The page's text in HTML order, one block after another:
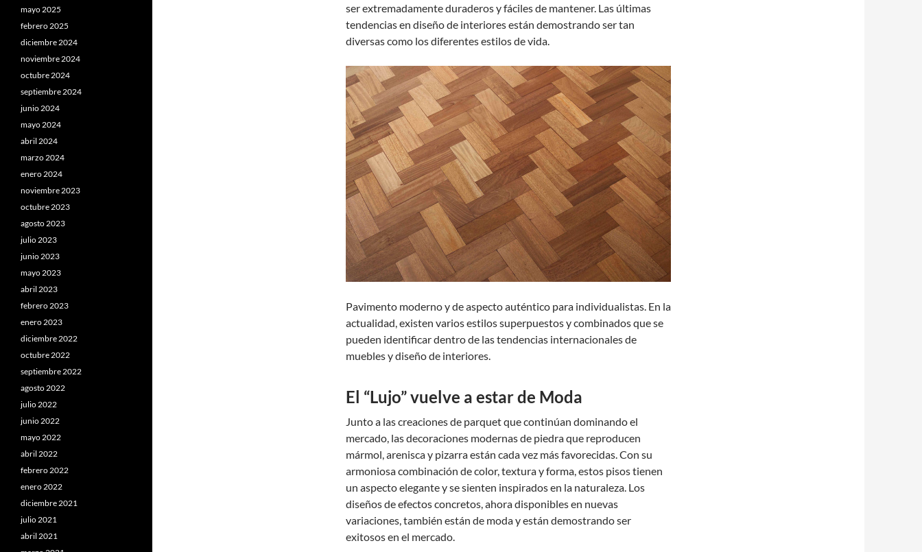
ser extremadamente duraderos y fáciles de mantener. Las últimas
tendencias en diseño de interiores están demostrando ser tan
diversas como los diferentes estilos de vida.
Pavimento moderno y de aspecto auténtico para individualistas. En la
actualidad, existen varios estilos superpuestos y combinados que se
pueden identificar dentro de las tendencias internacionales de
muebles y diseño de interiores.
El “Lujo” vuelve a estar de Moda
Junto a las creaciones de parquet que continúan dominando el
mercado, las decoraciones modernas de piedra que reproducen
mármol, arenisca y pizarra están cada vez más favorecidas. Con su
armoniosa combinación de color, textura y forma, estos pisos tienen
un aspecto elegante y se sienten inspirados en la naturaleza. Los
diseños de efectos concretos, ahora disponibles en nuevas
variaciones, también están de moda y están demostrando ser
exitosos en el mercado.
mayo 2025
febrero 2025
diciembre 2024
noviembre 2024
octubre 2024
septiembre 2024
junio 2024
mayo 2024
abril 2024
marzo 2024
enero 2024
noviembre 2023
octubre 2023
agosto 2023
julio 2023
junio 2023
mayo 2023
abril 2023
febrero 2023
enero 2023
diciembre 2022
octubre 2022
septiembre 2022
agosto 2022
julio 2022
junio 2022
mayo 2022
abril 2022
febrero 2022
enero 2022
diciembre 2021
julio 2021
abril 2021